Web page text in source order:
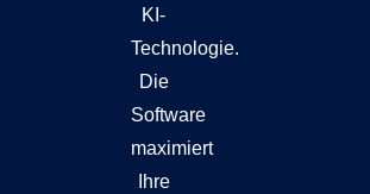
KI-
Technologie.
Die
Software
maximiert
Ihre